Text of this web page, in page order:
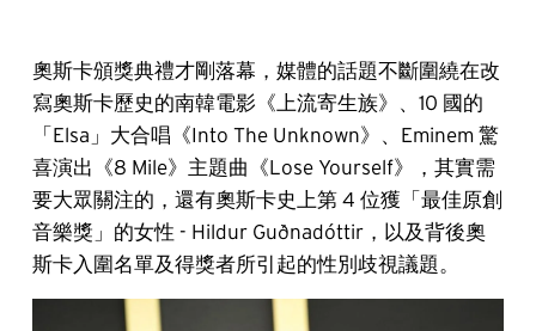
奧斯卡頒獎典禮才剛落幕，媒體的話題不斷圍繞在改
寫奧斯卡歷史的南韓電影《上流寄生族》、10 國的
「Elsa」大合唱《Into The Unknown》、Eminem 驚
喜演出《8 Mile》主題曲《Lose Yourself》，其實需
要大眾關注的，還有奧斯卡史上第 4 位獲「最佳原創
音樂獎」的女性 - Hildur Guðnadóttir，以及背後奧
斯卡入圍名單及得獎者所引起的性別歧視議題。